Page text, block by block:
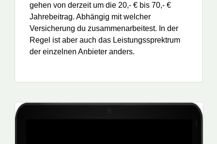
gehen von derzeit um die 20,- € bis 70,- €
Jahrebeitrag. Abhängig mit welcher
Versicherung du zusammenarbeitest. In der
Regel ist aber auch das Leistungssprektrum
der einzelnen Anbieter anders.